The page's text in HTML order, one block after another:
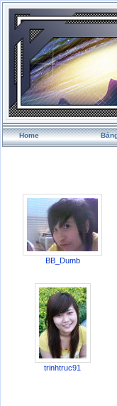
Home
BB_Dumb
trinhtruc91